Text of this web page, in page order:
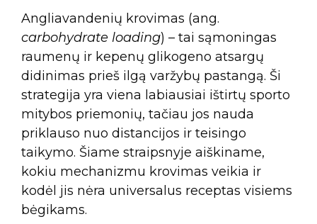
Angliavandenių krovimas (ang.
carbohydrate loading) – tai sąmoningas
raumenų ir kepenų glikogeno atsargų
didinimas prieš ilgą varžybų pastangą. Ši
strategija yra viena labiausiai ištirtų sporto
mitybos priemonių, tačiau jos nauda
priklauso nuo distancijos ir teisingo
taikymo. Šiame straipsnyje aiškiname,
kokiu mechanizmu krovimas veikia ir
kodėl jis nėra universalus receptas visiems
bėgikams.